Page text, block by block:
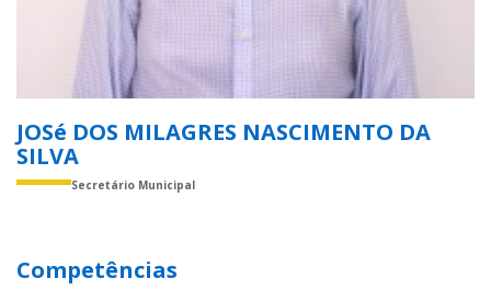
JOSé DOS MILAGRES NASCIMENTO DA
SILVA
Secretário Municipal
Competências